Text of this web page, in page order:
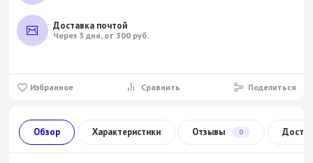
Доставка почтой
Через 3 дня, от 300 руб.
Избранное Сравнить Поделиться
Обзор Характеристики Отзывы 0